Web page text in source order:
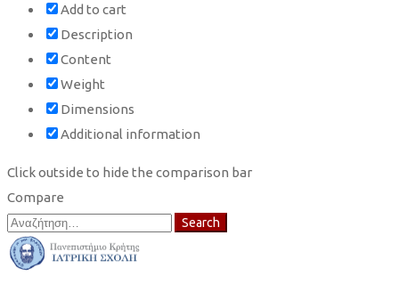
Add to cart
Description
Content
Weight
Dimensions
Additional information
Click outside to hide the comparison bar
Compare
Search
for:
Search